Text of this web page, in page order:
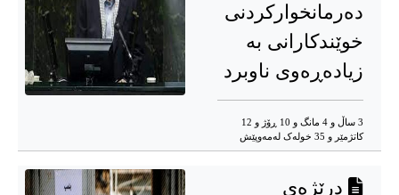
دەرمانخوارکردنی
خوێندکارانی بە
زیادەڕەوی ناوبرد
3 ساڵ و 4 مانگ و 10 ڕۆژ و 12
کاتژمێر و 35 خوله‌ک له‌مه‌وپێش‌
درێژەی